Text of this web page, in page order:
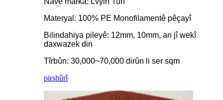
Materyal: 100% PE Monofilamentê pêçayî
Bilindahiya pileyê: 12mm, 10mm, an jî wekî
daxwazek din
Tîrbûn: 30,000~70,000 dirûn li ser sqm
pirshûrî